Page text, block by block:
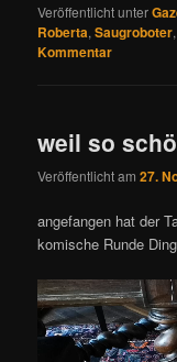
Veröffentlicht unter
Roberta,Saugroboter
Kommentar
weil so
Veröffentlicht am27.
angefangen hat der
komische Runde
Video-
Player